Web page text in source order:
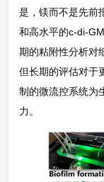
是，镁而不是先前
和高水平的c-di-
期的粘附性分析对
但长期的评估对于
制的微流控系统为
力。